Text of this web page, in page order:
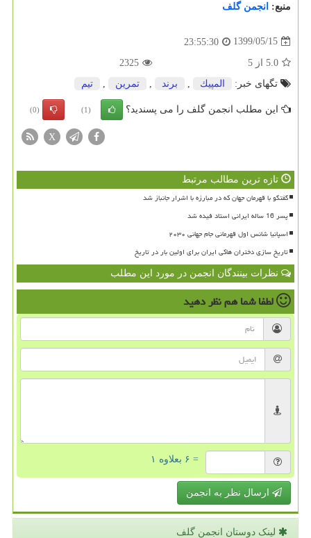
منبع: انجمن گلف
1399/05/15
23:55:30
5.0 از 5
2325
تگهای خبر:
المپیك برند تمرین تیم
این مطلب انجمن گلف را می پسندید؟ (1)
(0)
X
تازه ترین مطالب مرتبط
گفتگو با قهرمان جهان که در مبارزه با اشرار جانباز شد
پسر 16 ساله ایرانی استاد فیده شد
اسپانیا شانس اول قهرمانی جام جهانی ۲۰۳۰
تاریخ سازی دختران هاکی ایران برای اولین بار در تاریخ
نظرات بینندگان انجمن در مورد این مطلب
لطفا شما همنظر دهید
= ۶ بعلاوه ۱
ارسال نظر به انجمن
لینک دوستان انجمن گلف